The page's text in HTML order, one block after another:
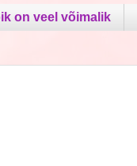
on veel võimalik